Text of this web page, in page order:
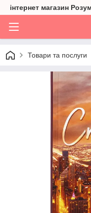
інтернет магазин
Товари та послуги